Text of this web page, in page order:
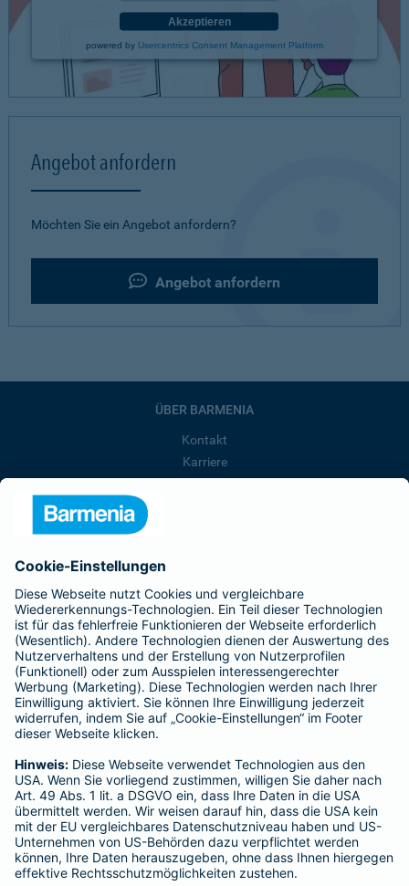
Akzeptieren
powered by Usercentrics Consent Management Platform
Angebot anfordern
Möchten Sie ein Angebot anfordern?
Angebot anfordern
ÜBER BARMENIA
Kontakt
Karriere
Presse
Barmenia ist Teil der BarmeniaGothaer
BELIEBTE SEITEN
Kranken-Zusatzversicherung
Tierversicherungen
Haftpflichtversicherung
Hausratversicherung
Adresse ändern
Schaden melden
Kilometerstandsmeldung
Serviceübersicht